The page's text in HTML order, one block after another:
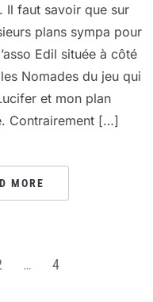
Il faut savoir que sur
plans sympa pour
Edil située à côté
Nomades du jeu qui
et mon plan
Contrairement […]
MORE
… 4